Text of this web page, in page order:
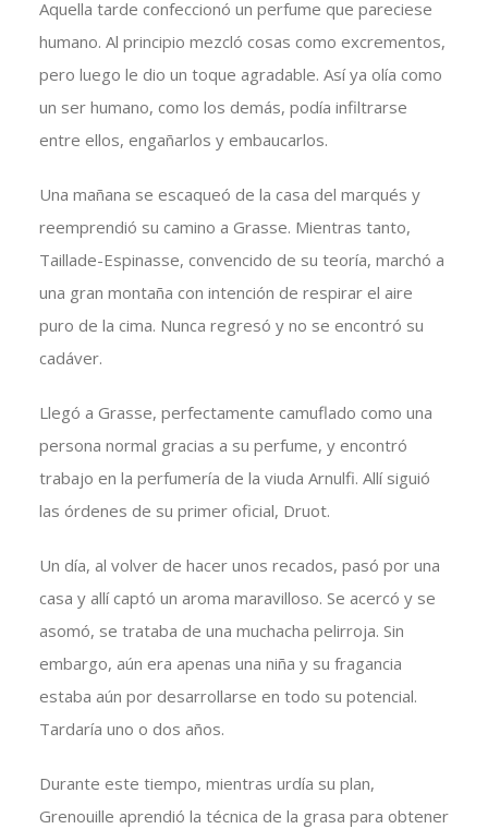
Aquella tarde confeccionó un perfume que pareciese
humano. Al principio mezcló cosas como excrementos,
pero luego le dio un toque agradable. Así ya olía como
un ser humano, como los demás, podía infiltrarse
entre ellos, engañarlos y embaucarlos.
Una mañana se escaqueó de la casa del marqués y
reemprendió su camino a Grasse. Mientras tanto,
Taillade-Espinasse, convencido de su teoría, marchó a
una gran montaña con intención de respirar el aire
puro de la cima. Nunca regresó y no se encontró su
cadáver.
Llegó a Grasse, perfectamente camuflado como una
persona normal gracias a su perfume, y encontró
trabajo en la perfumería de la viuda Arnulfi. Allí siguió
las órdenes de su primer oficial, Druot.
Un día, al volver de hacer unos recados, pasó por una
casa y allí captó un aroma maravilloso. Se acercó y se
asomó, se trataba de una muchacha pelirroja. Sin
embargo, aún era apenas una niña y su fragancia
estaba aún por desarrollarse en todo su potencial.
Tardaría uno o dos años.
Durante este tiempo, mientras urdía su plan,
Grenouille aprendió la técnica de la grasa para obtener